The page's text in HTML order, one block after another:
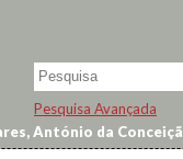
Pesquisa Avançada
António da